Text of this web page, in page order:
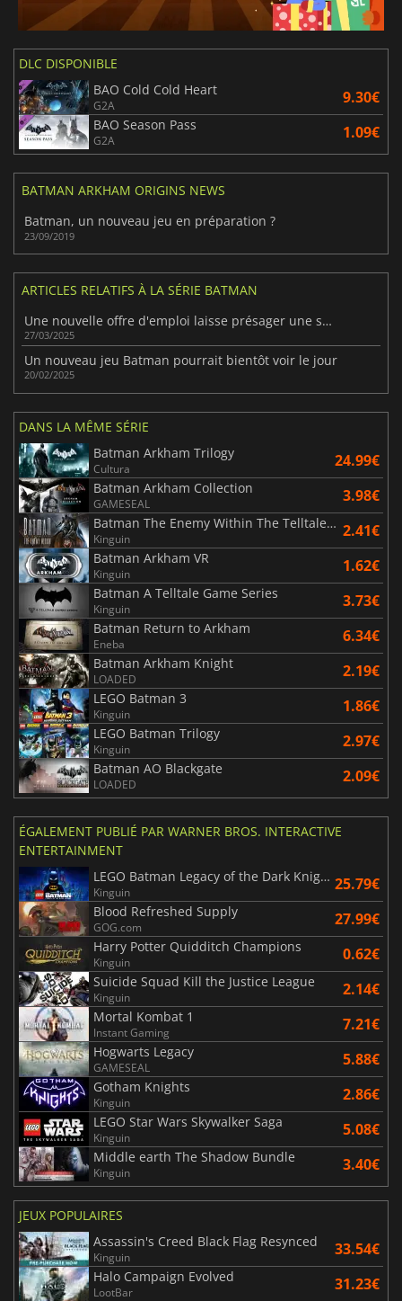
DLC DISPONIBLE
BAO Cold Cold Heart
G2A 9.30€
BAO Season Pass
G2A 1.09€
BATMAN ARKHAM ORIGINS NEWS
Batman, un nouveau jeu en préparation ?
23/09/2019
ARTICLES RELATIFS À LA SÉRIE BATMAN
Une nouvelle offre d'emploi laisse présager une sortie cross-gen pour le prochain jeu Batman de Rocksteady
27/03/2025
Un nouveau jeu Batman pourrait bientôt voir le jour
20/02/2025
DANS LA MÊME SÉRIE
Batman Arkham Trilogy
Cultura 24.99€
Batman Arkham Collection
GAMESEAL 3.98€
Batman The Enemy Within The Telltale Series
Kinguin 2.41€
Batman Arkham VR
Kinguin 1.62€
Batman A Telltale Game Series
Kinguin 3.73€
Batman Return to Arkham
Eneba 6.34€
Batman Arkham Knight
LOADED 2.19€
LEGO Batman 3
Kinguin 1.86€
LEGO Batman Trilogy
Kinguin 2.97€
Batman AO Blackgate
LOADED 2.09€
ÉGALEMENT PUBLIÉ PAR WARNER BROS. INTERACTIVE
ENTERTAINMENT
LEGO Batman Legacy of the Dark Knight
Kinguin 25.79€
Blood Refreshed Supply
GOG.com 27.99€
Harry Potter Quidditch Champions
Kinguin 0.62€
Suicide Squad Kill the Justice League
Kinguin 2.14€
Mortal Kombat 1
Instant Gaming 7.21€
Hogwarts Legacy
GAMESEAL 5.88€
Gotham Knights
Kinguin 2.86€
LEGO Star Wars Skywalker Saga
Kinguin 5.08€
Middle earth The Shadow Bundle
Kinguin 3.40€
JEUX POPULAIRES
Assassin's Creed Black Flag Resynced
Kinguin 33.54€
Halo Campaign Evolved
LootBar 31.23€